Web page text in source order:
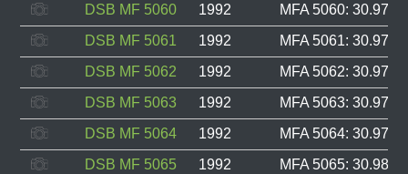
DSB MF 5060
1992
MFA 5060:
DSB MF 5061
1992
MFA 5061:
DSB MF 5062
1992
MFA 5062:
DSB MF 5063
1992
MFA 5063:
DSB MF 5064
1992
MFA 5064:
DSB MF 5065
1992
MFA 5065: